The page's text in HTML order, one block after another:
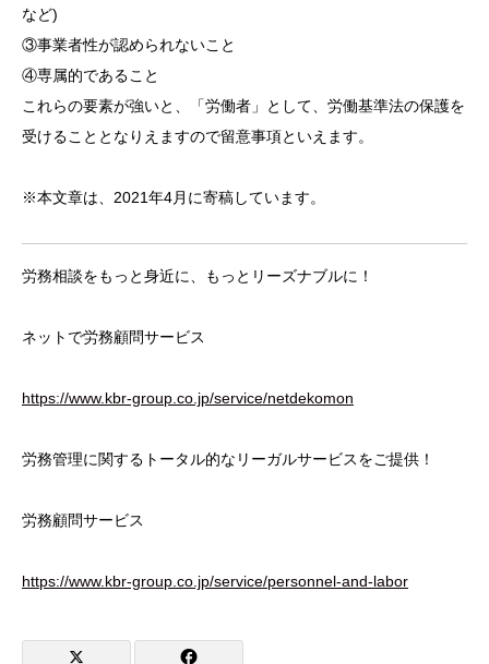
など)
③事業者性が認められないこと
④専属的であること
これらの要素が強いと、「労働者」として、労働基準法の保護を
受けることとなりえますので留意事項といえます。
※本文章は、2021年4月に寄稿しています。
労務相談をもっと身近に、もっとリーズナブルに！
ネットで労務顧問サービス
https://www.kbr-group.co.jp/service/netdekomon
労務管理に関するトータル的なリーガルサービスをご提供！
労務顧問サービス
https://www.kbr-group.co.jp/service/personnel-and-labor